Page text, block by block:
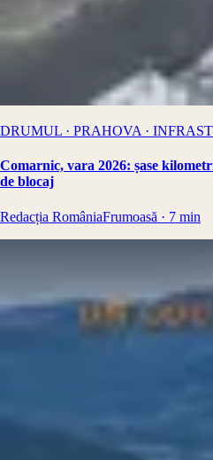
DRUMUL · PRAHOVA ·
Comarnic, vara 2026: șase
de blocaj
Redacția RomâniaFrumoasă · 7 min